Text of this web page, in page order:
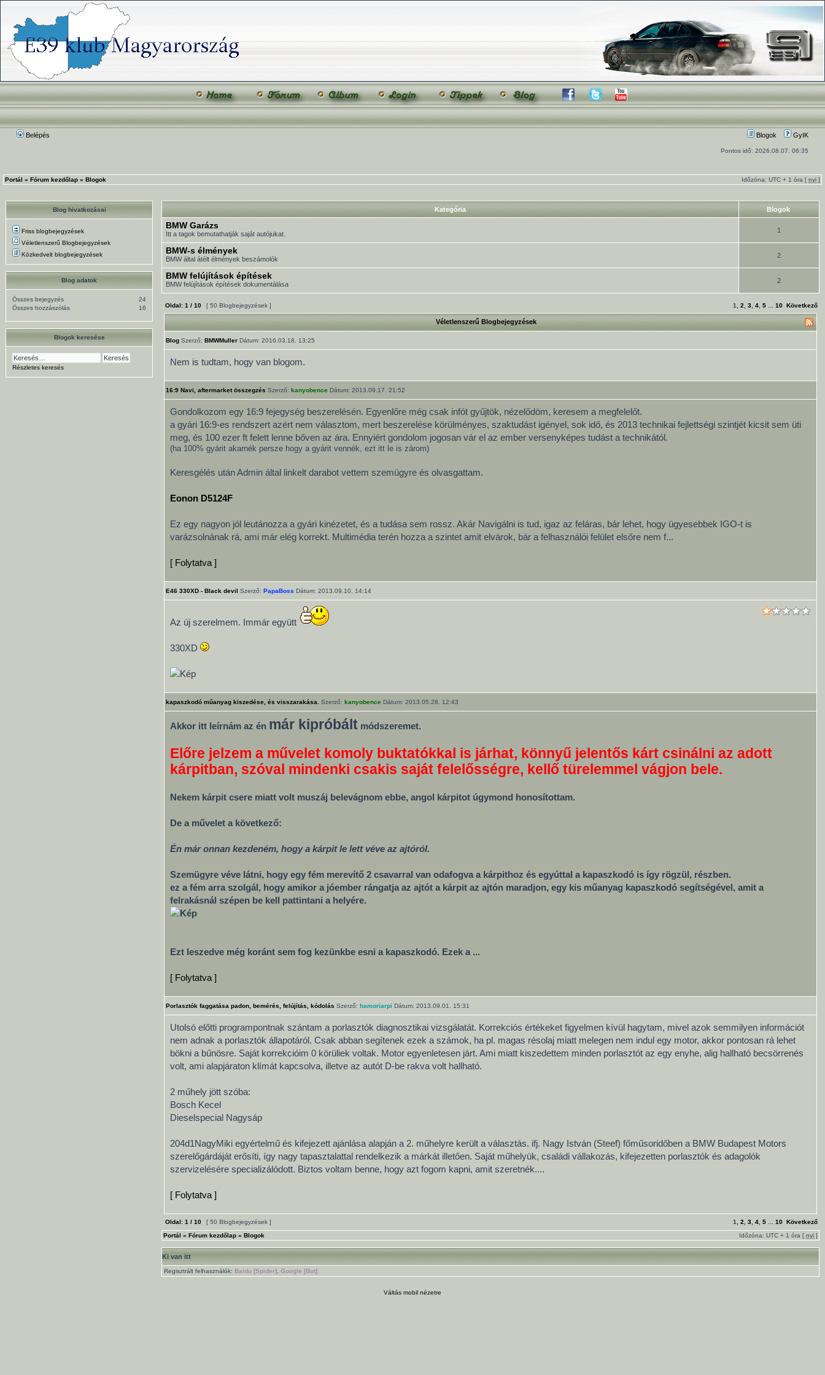
Belépés Blogok GyIK
Pontos idő: 2026.08.07. 06:35
Portál » Fórum kezdőlap » Blogok Időzóna: UTC + 1 óra [ nyi ]
Blog hivatkozásai
Friss blogbejegyzések
Véletlenszerű Blogbejegyzések
Közkedvelt blogbejegyzések
Blog adatok
24
Összes bejegyzés
16
Összes hozzászólás
Blogok keresése
Részletes keresés
Kategória Blogok
BMW Garázs
Itt a tagok bemutathatják saját autójukat. 1
BMW-s élmények
BMW által átélt élmények beszámolók 2
BMW felújítások építések
BMW felújítások építések dokumentálása 2
Oldal: 1 / 10 [ 50 Blogbejegyzések ] 1 2 3 4 5 10 Következő
Véletlenszerű Blogbejegyzések
Blog Szerző: BMWMuller Dátum: 2016.03.18. 13:25
Nem is tudtam, hogy van blogom.
16:9 Navi, aftermarket összegzés Szerző: kanyobence Dátum: 2013.09.17. 21:52
Gondolkozom egy 16:9 fejegység beszerelésén. Egyenlőre még csak infót gyűjtök, nézelődöm, keresem a megfelelőt.
a gyári 16:9-es rendszert azért nem választom, mert beszerelése körülményes, szaktudást igényel, sok idő, és 2013 technikai fejlettségi szintjét kicsit sem üti
meg, és 100 ezer ft felett lenne bőven az ára. Ennyiért gondolom jogosan vár el az ember versenyképes tudást a technikától.
(ha 100% gyárit akarnék persze hogy a gyárit vennék, ezt itt le is zárom)
Keresgélés után Admin által linkelt darabot vettem szemügyre és olvasgattam.
Eonon D5124F
Ez egy nagyon jól leutánozza a gyári kinézetet, és a tudása sem rossz. Akár Navigálni is tud, igaz az feláras, bár lehet, hogy ügyesebbek IGO-t is
varázsolnának rá, ami már elég korrekt. Multimédia terén hozza a szintet amit elvárok, bár a felhasználói felület elsőre nem f...
[ Folytatva ]
E46 330XD - Black devil Szerző: PapaBoss Dátum: 2013.09.10. 14:14
Az új szerelmem. Immár együtt
330XD
kapaszkodó műanyag kiszedése, és visszarakása. Szerző: kanyobence Dátum: 2013.05.28. 12:43
Akkor itt leírnám az én már kipróbált módszeremet.
Előre jelzem a művelet komoly buktatókkal is járhat, könnyű jelentős kárt csinálni az adott
kárpitban, szóval mindenki csakis saját felelősségre, kellő türelemmel vágjon bele.
Nekem kárpit csere miatt volt muszáj belevágnom ebbe, angol kárpitot úgymond honosítottam.
De a művelet a következő:
Én már onnan kezdeném, hogy a kárpit le lett véve az ajtóról.
Szemügyre véve látni, hogy egy fém merevítő 2 csavarral van odafogva a kárpithoz és egyúttal a kapaszkodó is így rögzül, részben.
ez a fém arra szolgál, hogy amikor a jóember rángatja az ajtót a kárpit az ajtón maradjon, egy kis műanyag kapaszkodó segítségével, amit a
felrakásnál szépen be kell pattintani a helyére.
Ezt leszedve még koránt sem fog kezünkbe esni a kapaszkodó. Ezek a ...
[ Folytatva ]
Porlasztók faggatása padon, bemérés, felújítás, kódolás Szerző: hamoriarpi Dátum: 2013.09.01. 15:31
Utolsó előtti programpontnak szántam a porlasztók diagnosztikai vizsgálatát. Korrekciós értékeket figyelmen kívül hagytam, mivel azok semmilyen információt
nem adnak a porlasztók állapotáról. Csak abban segítenek ezek a számok, ha pl. magas résolaj miatt melegen nem indul egy motor, akkor pontosan rá lehet
bökni a bűnösre. Saját korrekcióim 0 körüliek voltak. Motor egyenletesen járt. Ami miatt kiszedettem minden porlasztót az egy enyhe, alig hallható becsörrenés
volt, ami alapjáraton klímát kapcsolva, illetve az autót D-be rakva volt hallható.
2 műhely jött szóba:
Bosch Kecel
Dieselspecial Nagysáp
204d1NagyMiki egyértelmű és kifejezett ajánlása alapján a 2. műhelyre került a választás. ifj. Nagy István (Steef) főműsoridőben a BMW Budapest Motors
szerelőgárdáját erősíti, így nagy tapasztalattal rendelkezik a márkát illetően. Saját műhelyük, családi vállakozás, kifejezetten porlasztók és adagolók
szervizelésére specializálódott. Biztos voltam benne, hogy azt fogom kapni, amit szeretnék....
[ Folytatva ]
Oldal: 1 / 10 [ 50 Blogbejegyzések ] 1 2 3 4 5 10 Következő
Portál » Fórum kezdőlap » Blogok Időzóna: UTC + 1 óra [ nyi ]
Ki van itt
Regisztrált felhasználók: Baidu [Spider] Google [Bot]
Váltás mobil nézetre